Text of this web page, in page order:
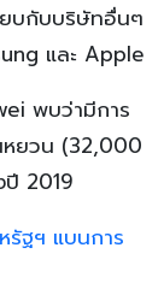
บกับบริษัทอื่นๆ
และ Apple
พบว่ามีการ
หยวน (32,000
2019
รัฐฯ แบนการ